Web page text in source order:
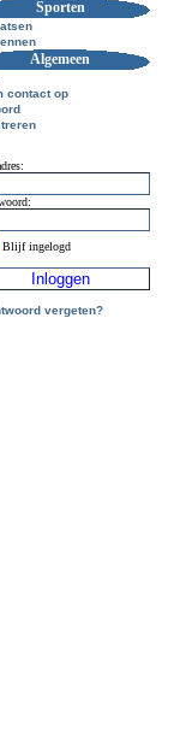
Sporten
Algemeen
contact op
Blijf ingelogd
vergeten?